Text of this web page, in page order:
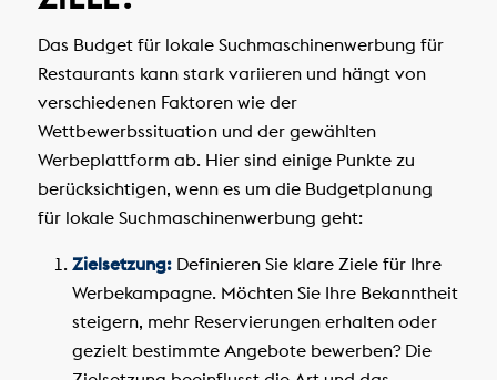
Das Budget für lokale Suchmaschinenwerbung für
Restaurants kann stark variieren und hängt von
verschiedenen Faktoren wie der
Wettbewerbssituation und der gewählten
Werbeplattform ab. Hier sind einige Punkte zu
berücksichtigen, wenn es um die Budgetplanung
für lokale Suchmaschinenwerbung geht:
Zielsetzung:Definieren Sie klare Ziele für Ihre
Werbekampagne. Möchten Sie Ihre Bekanntheit
steigern, mehr Reservierungen erhalten oder
gezielt bestimmte Angebote bewerben? Die